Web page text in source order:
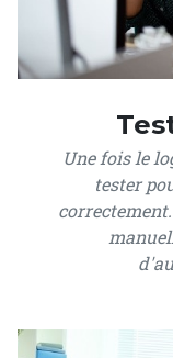
Une fois le
tester